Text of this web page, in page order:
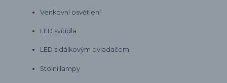
Venkovní osvětlení
LED svítidla
LED s dálkovým ovladačem
Stolní lampy